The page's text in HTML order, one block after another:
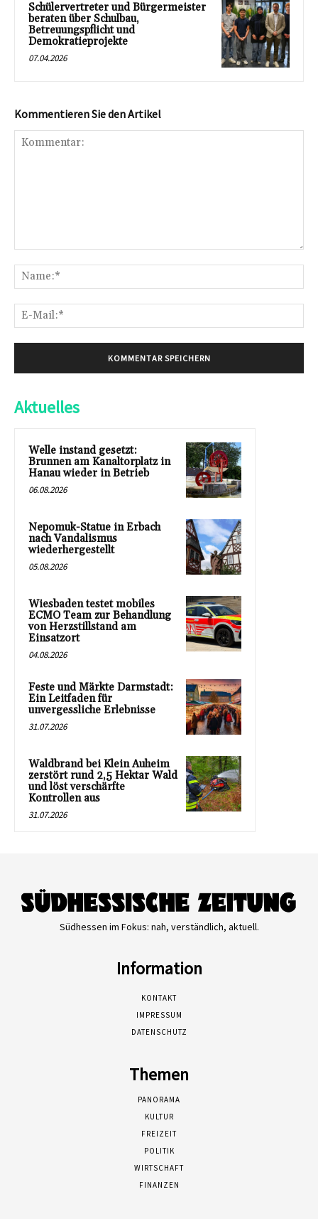
Schülervertreter und Bürgermeister
beraten über Schulbau,
Betreuungspflicht und
Demokratieprojekte
07.04.2026
Kommentieren Sie den Artikel
Aktuelles
Welle instand gesetzt:
Brunnen am Kanaltorplatz in
Hanau wieder in Betrieb
06.08.2026
Nepomuk-Statue in Erbach
nach Vandalismus
wiederhergestellt
05.08.2026
Wiesbaden testet mobiles
ECMO Team zur Behandlung
von Herzstillstand am
Einsatzort
04.08.2026
Feste und Märkte Darmstadt:
Ein Leitfaden für
unvergessliche Erlebnisse
31.07.2026
Waldbrand bei Klein Auheim
zerstört rund 2,5 Hektar Wald
und löst verschärfte
Kontrollen aus
31.07.2026
Südhessen im Fokus: nah, verständlich, aktuell.
Information
KONTAKT
IMPRESSUM
DATENSCHUTZ
Themen
PANORAMA
KULTUR
FREIZEIT
POLITIK
WIRTSCHAFT
FINANZEN